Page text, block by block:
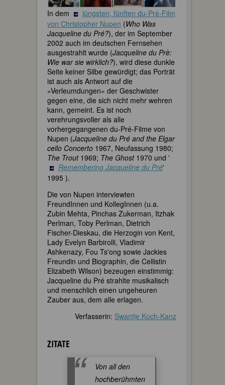
In dem
jüngsten, fünften du-Pré-Film
von Christopher Nupen (Who Was
Jacqueline du Pré?), der im September
2002 auch im deutschen Fernsehen
ausgestrahlt wurde (Jacqueline du Prè:
Wie war sie wirklich?), wird diese dunkle
Seite keiner Silbe gewürdigt; das Porträt
ist auch als Antwort auf die
»Verleumdungen« der Geschwister
gegen eine, die sich nicht mehr wehren
kann, gemeint. Es ist noch
verehrungsvoller als alle
vorhergegangenen du-Pré-Filme von
Nupen (Jacqueline du Pré and the Elgar
cello Concerto 1967, Neufassung 1980;
The Trout1969; The Ghost1970 und '
Remembering Jacqueline du Pré'
1995 ).
Die von Nupen interviewten
FreundInnen und KollegInnen (u.a.
Zubin Mehta, Pinchas Zukerman, Itzhak
Perlman, Toby Perlman, Dietrich
Fischer-Dieskau, die Herzogin von Kent,
Lady Evelyn Barbirolli, Vladimir
Ashkenazy, Fou Ts'ong sowie Jackies
Freundin und Biographin, die Cellistin
Elizabeth Wilson) bezeugen einstimmig:
Jacqueline du Pré strahlte musikalisch
und menschlich einen ungeheuren
Zauber aus, dem alle erlagen.
Verfasserin: Swantje Koch-Kanz
ZITATE
Von all den
hochberühmten